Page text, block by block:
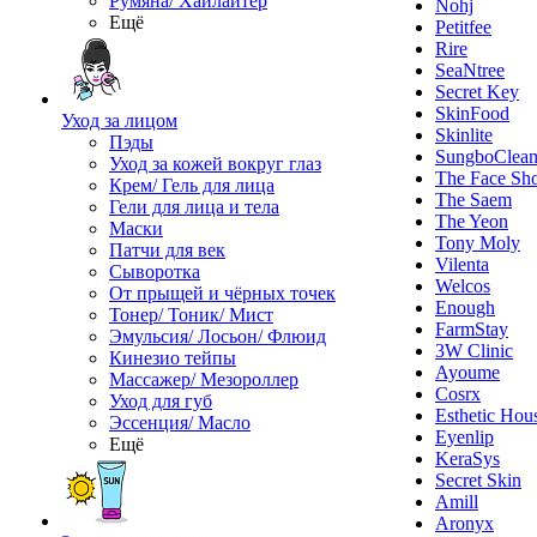
Ещё
Уход за лицом
Пэды
Уход за кожей вокруг глаз
Крем/ Гель для лица
Гели для лица и тела
Маски
Патчи для век
Сыворотка
От прыщей и чёрных точек
Тонер/ Тоник/ Мист
Эмульсия/ Лосьон/ Флюид
Кинезио тейпы
Массажер/ Мезороллер
Уход для губ
Эссенция/ Масло
Ещё
Nohj
Petitfee
Rire
SeaNtree
Secret Key
SkinFood
Skinlite
The Face
The Saem
The Yeon
Tony Moly
Vilenta
Welcos
Enough
FarmStay
3W Clinic
Ayoume
Cosrx
Esthetic
Eyenlip
KeraSys
Secret Skin
Amill
Aronyx